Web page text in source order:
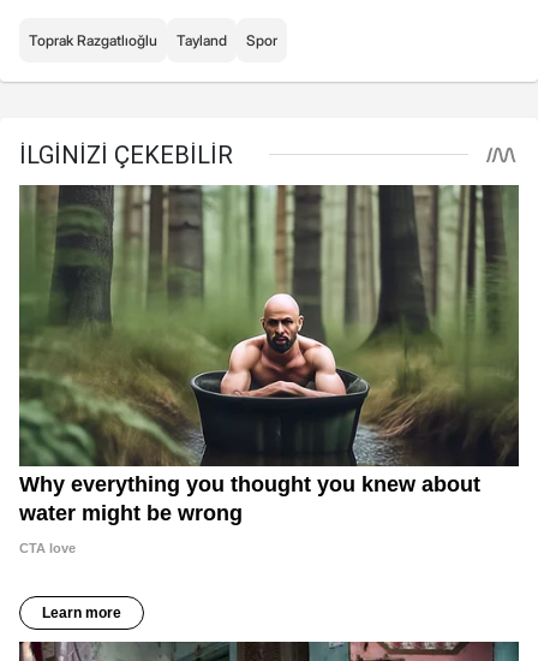
Toprak Razgatlıoğlu Tayland Spor